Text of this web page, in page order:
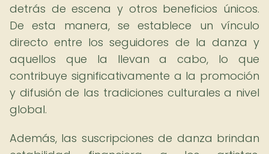
detrás de escena y otros beneficios únicos.
De esta manera, se establece un vínculo
directo entre los seguidores de la danza y
aquellos que la llevan a cabo, lo que
contribuye significativamente a la promoción
y difusión de las tradiciones culturales a nivel
global.
Además, las suscripciones de danza brindan